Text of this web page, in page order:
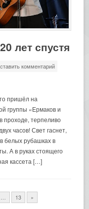
лет спустя
комментарий
пришёл на
группы «Ермаков и
проходе, терпеливо
часов! Свет гаснет,
белых рубашках в
А в руках стоящего
кассета […]
13 »